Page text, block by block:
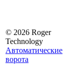
© 2026 Roger
Technology
Автоматические
ворота